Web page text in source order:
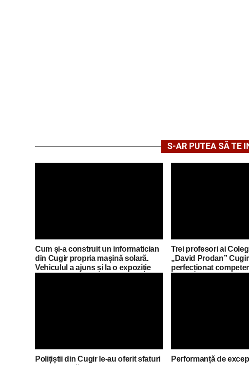
S-AR PUTEA SĂ TE
Cum și-a construit un informatician
din Cugir propria mașină solară.
Vehiculul a ajuns și la o expoziție
Trei profesori ai
„David Prodan”
perfecționat
Polițiștii din Cugir le-au oferit sfaturi
Performanță de